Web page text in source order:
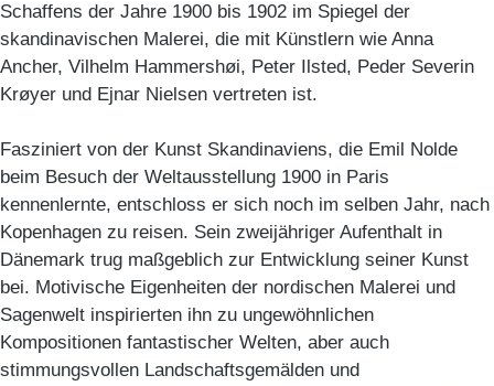
Schaffens der Jahre 1900 bis 1902 im Spiegel der
skandinavischen Malerei, die mit Künstlern wie Anna
Ancher, Vilhelm Hammershøi, Peter Ilsted, Peder Severin
Krøyer und Ejnar Nielsen vertreten ist.
Fasziniert von der Kunst Skandinaviens, die Emil Nolde
beim Besuch der Weltausstellung 1900 in Paris
kennenlernte, entschloss er sich noch im selben Jahr, nach
Kopenhagen zu reisen. Sein zweijähriger Aufenthalt in
Dänemark trug maßgeblich zur Entwicklung seiner Kunst
bei. Motivische Eigenheiten der nordischen Malerei und
Sagenwelt inspirierten ihn zu ungewöhnlichen
Kompositionen fantastischer Welten, aber auch
stimmungsvollen Landschaftsgemälden und